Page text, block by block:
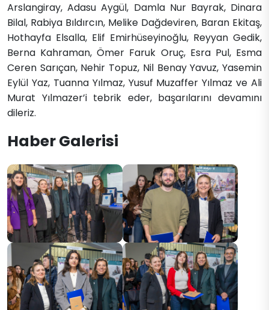
Arslangiray, Adasu Aygül, Damla Nur Bayrak, Dinara
Bilal, Rabiya Bıldırcın, Melike Dağdeviren, Baran Ekitaş,
Hothayfa Elsalla, Elif Emirhüseyinoğlu, Reyyan Gedik,
Berna Kahraman, Ömer Faruk Oruç, Esra Pul, Esma
Ceren Sarıçan, Nehir Topuz, Nil Benay Yavuz, Yasemin
Eylül Yaz, Tuanna Yılmaz, Yusuf Muzaffer Yılmaz ve Ali
Murat Yılmazer’i tebrik eder, başarılarını devamını
dileriz.
Haber Galerisi